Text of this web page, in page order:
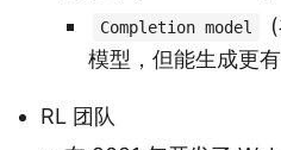
Completion model
模型，但能生成更
RL 团队